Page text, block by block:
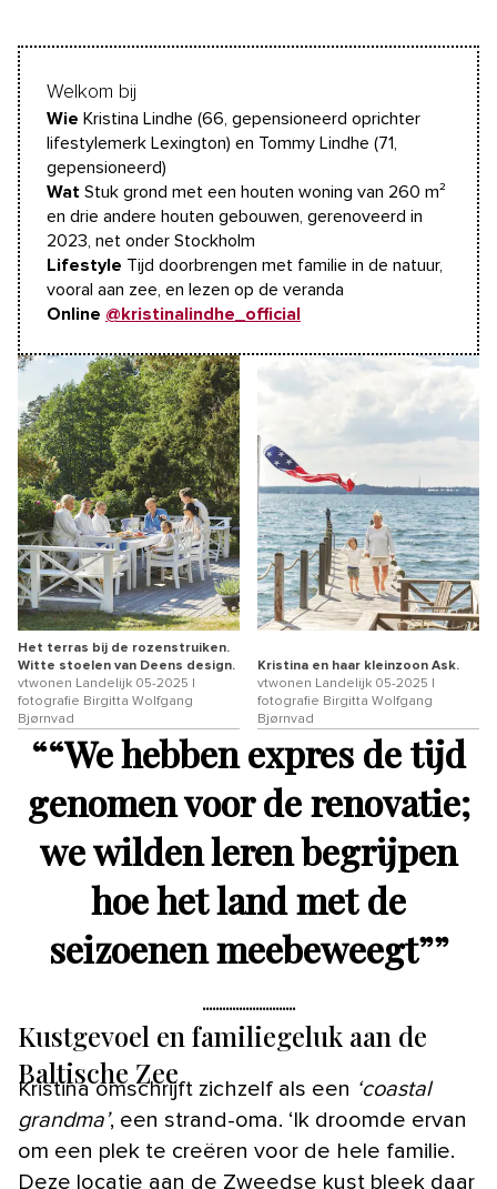
Welkom bij
Wie Kristina Lindhe (66, gepensioneerd oprichter
lifestylemerk Lexington) en Tommy Lindhe (71,
gepensioneerd)
Wat Stuk grond met een houten woning van 260 m²
en drie andere houten gebouwen, gerenoveerd in
2023, net onder Stockholm
Lifestyle Tijd doorbrengen met familie in de natuur,
vooral aan zee, en lezen op de veranda
Online @kristinalindhe_official
Het terras bij de rozenstruiken.
Witte stoelen van Deens design.
vtwonen Landelijk 05-2025 |
fotografie Birgitta Wolfgang
Bjørnvad
Kristina en haar kleinzoon Ask.
vtwonen Landelijk 05-2025 |
fotografie Birgitta Wolfgang
Bjørnvad
““We hebben expres de tijd
genomen voor de renovatie;
we wilden leren begrijpen
hoe het land met de
seizoenen meebeweegt””
Kustgevoel en familiegeluk aan de
Baltische Zee
Kristina omschrijft zichzelf als een ‘coastal
grandma’, een strand-oma. ‘Ik droomde ervan
om een plek te creëren voor de hele familie.
Deze locatie aan de Zweedse kust bleek daar